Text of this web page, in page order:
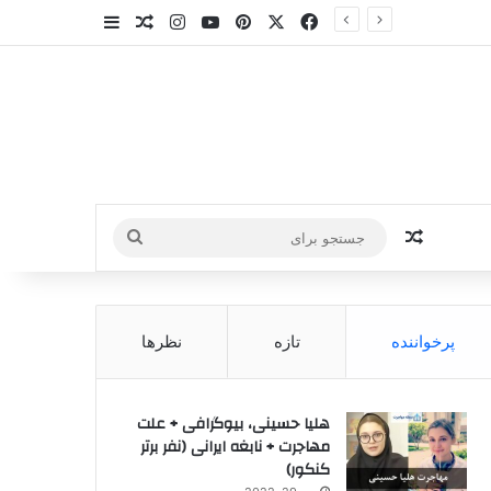
فیس بوک‫پین‌ترست
یوتیوباینستاگرامنوشته تصادفی
سایدبار
نوشته تصادفی
جستجو
برای
پرخواننده تازه نظرها
هلیا حسینی، بیوگرافی + علت
مهاجرت + نابغه ایرانی (نفر برتر
کنکور)